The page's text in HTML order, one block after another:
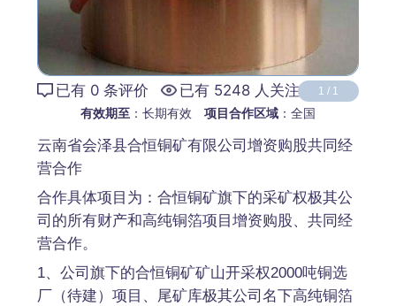
1 / 1
已有 0 条评价 已有 5248 人关注
有效期至 ：长期有效 项目合作区域 ：全国
云南省会泽县合恒铜矿有限公司增资购股共同经
营合作
合作具体项目为：合恒铜矿旗下的采矿权极其公
司的所有财产和高纯铜箔项目增资购股、共同经
营合作。
1、公司旗下的合恒铜矿矿山开采权2000吨铜选
厂（待建）项目、尾矿库极其公司名下高纯铜箔